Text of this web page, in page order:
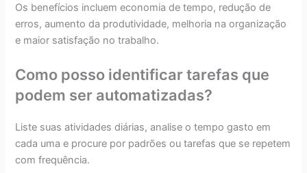
Os benefícios incluem economia de tempo, redução de
erros, aumento da produtividade, melhoria na organização
e maior satisfação no trabalho.
Como posso identificar tarefas que
podem ser automatizadas?
Liste suas atividades diárias, analise o tempo gasto em
cada uma e procure por padrões ou tarefas que se repetem
com frequência.